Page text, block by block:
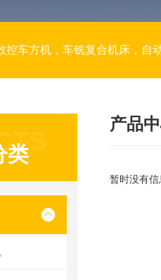
控车方机，车铣复合机床，自
类
产品
暂时没有信